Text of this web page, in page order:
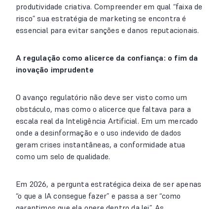
produtividade criativa. Compreender em qual “faixa de
risco” sua estratégia de marketing se encontra é
essencial para evitar sanções e danos reputacionais.
A regulação como alicerce da confiança: o fim da
inovação imprudente
O avanço regulatório não deve ser visto como um
obstáculo, mas como o alicerce que faltava para a
escala real da Inteligência Artificial. Em um mercado
onde a desinformação e o uso indevido de dados
geram crises instantâneas, a conformidade atua
como um selo de qualidade.
Em 2026, a pergunta estratégica deixa de ser apenas
“o que a IA consegue fazer” e passa a ser “como